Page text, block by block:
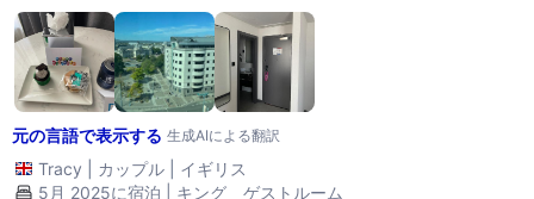
元の言語で表示する 生成AIによる翻訳
Tracy カップル
イギリス
5月 2025に宿泊 | キング ゲストルーム